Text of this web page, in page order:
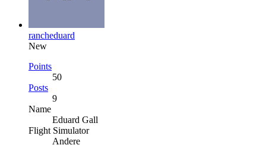
rancheduard
New
Points
50
Posts
9
Name
Eduard Gall
Flight Simulator
Andere